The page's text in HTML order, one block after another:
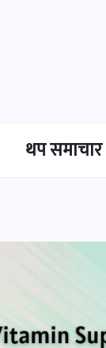
थप समाचार